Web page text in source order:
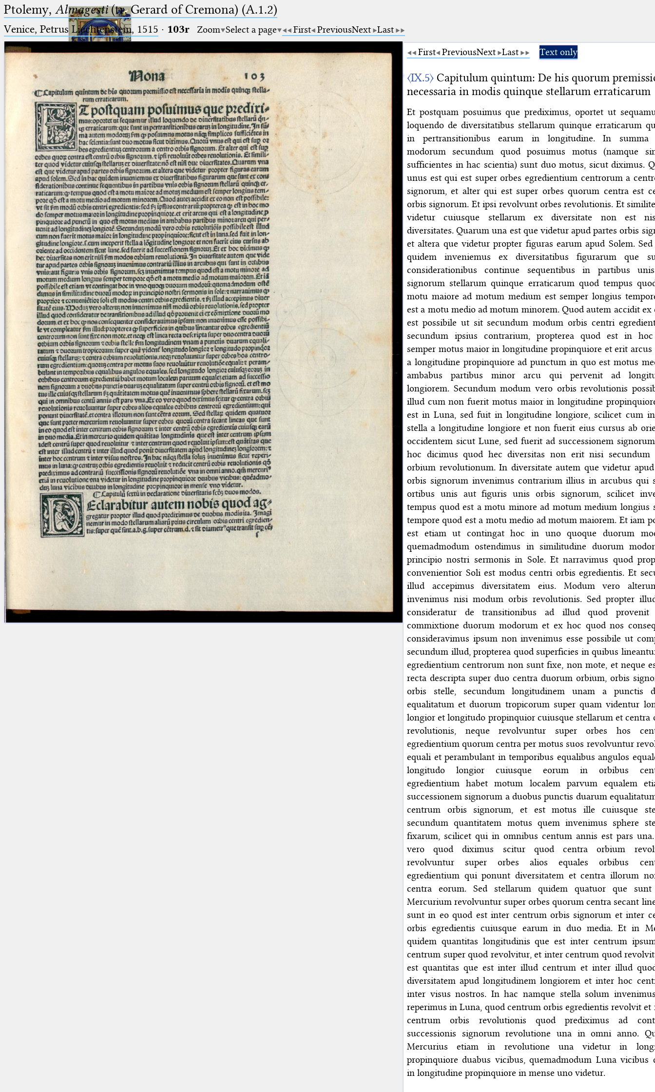
Ptolemaeus
Arabus et Latinus
(the underscore) is the placeholder
for exactly one character.
%
(the percent sign) is the
placeholder for no, one or more
than one character.
(two percent signs) is the
placeholder for no, one or more
than one character, but not for
blank space (so that a search ends
at word boundaries).
🔎︎
Start
Project
Team
News
Jobs
Publications
Conference
Arabic Works
Arabic Manuscripts
Latin Works
Latin Manuscripts
Latin Early Prints
Images
Texts
betaGlossary
Resources
Licenses·FAQ·Contact·
Impressum·Privacy· 2013
Print 🖨
Ptolemy, Almagesti(tr. Gerard of Cremona) (A.1.2)
Venice, Petrus Liechtenstein, 1515 · 103r Zoom Select a page First PreviousNext Last
First PreviousNext Last Text only
〈IX.5〉 Capitulum quintum: De his quorum
necessaria in modis quinque stellarum erraticarum
Et postquam posuimus que prediximus, oportet ut
loquendo de diversitatibus stellarum quinque erraticarum
in pertransitionibus earum in longitudine. In summa
modorum secundum quod posuimus motus (namque
sufficientes in hac scientia) sunt duo motus, sicut diximus.
unus est qui est super orbes egredientium centrorum a
signorum, et alter qui est super orbes quorum centra est
orbis signorum. Et ipsi revolvunt orbes revolutionis. Et
videtur cuiusque stellarum ex diversitate non est
diversitates. Quarum una est que videtur apud partes orbis
et altera que videtur propter figuras earum apud Solem.
quidem inveniemus ex diversitatibus figurarum que
considerationibus continue sequentibus in partibus
signorum stellarum quinque erraticarum quod tempus
motu maiore ad motum medium est semper longius
est a motu medio ad motum minorem. Quod autem accidit ex
est possibile ut sit secundum modum orbis centri
secundum ipsius contrarium, propterea quod est in
semper motus maior in longitudine propinquiore et erit arcus
a longitudine propinquiore ad punctum in quo est motus
ambabus partibus minor arcu qui pervenit ad
longiorem. Secundum modum vero orbis revolutionis
illud cum non fuerit motus maior in longitudine
est in Luna, sed fuit in longitudine longiore, scilicet cum
stella a longitudine longiore et non fuerit eius cursus ab
occidentem sicut Lune, sed fuerit ad successionem
hoc dicimus quod hec diversitas non erit nisi secundum
orbium revolutionum. In diversitate autem que videtur
orbis signorum invenimus contrarium illius in arcubus qui
ortibus unis aut figuris unis orbis signorum, scilicet
tempus quod est a motu minore ad motum medium longius
tempore quod est a motu medio ad motum maiorem. Et iam
est etiam ut contingat hoc in uno quoque duorum
quemadmodum ostendimus in similitudine duorum
principio nostri sermonis in Sole. Et narravimus quod
convenientior Soli est modus centri orbis egredientis. Et
illud accepimus diversitatem eius. Modum vero
invenimus nisi modum orbis revolutionis. Sed propter
consideratur de transitionibus ad illud quod
commixtione duorum modorum et ex hoc quod nos
consideravimus ipsum non invenimus esse possibile ut
secundum illud, propterea quod superficies in quibus
egredientium centrorum non sunt fixe, non mote, et neque
recta descripta super duo centra duorum orbium, orbis
orbis stelle, secundum longitudinem unam a punctis
equalitatum et duorum tropicorum super quam videntur
longior et longitudo propinquior cuiusque stellarum et centra
revolutionis, neque revolvuntur super orbes hos
egredientium quorum centra per motus suos revolvuntur
equali et perambulant in temporibus equalibus angulos
longitudo longior cuiusque eorum in orbibus
egredientium habet motum localem parvum equalem
successionem signorum a duobus punctis duarum
centrum orbis signorum, et est motus ille cuiusque
secundum quantitatem motus quem invenimus sphere
fixarum, scilicet qui in omnibus centum annis est pars
vero quod diximus scitur quod centra orbium
revolvuntur super orbes alios equales orbibus
egredientium qui ponunt diversitatem et centra illorum
centra eorum. Sed stellarum quidem quatuor que sunt
Mercurium revolvuntur super orbes quorum centra secant
sunt in eo quod est inter centrum orbis signorum et inter
orbis egredientis cuiusque earum in duo media. Et in
quidem quantitas longitudinis que est inter centrum
centrum super quod revolvitur, et inter centrum quod
est quantitas que est inter illud centrum et inter illud
diversitatem apud longitudinem longiorem et inter hoc
inter visus nostros. In hac namque stella solum
reperimus in Luna, quod centrum orbis egredientis revolvit et
centrum orbis revolutionis quod prediximus ad
successionis signorum revolutione una in omni anno.
Mercurius etiam in revolutione una videtur in
propinquiore duabus vicibus, quemadmodum Luna vicibus
in longitudine propinquiore in mense uno videtur.